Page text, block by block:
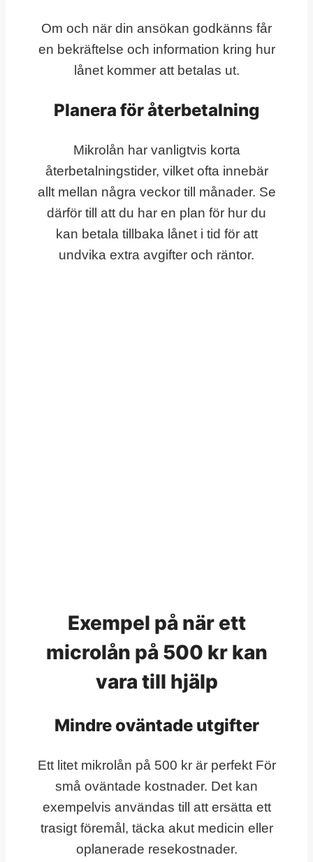
Om och när din ansökan godkänns får
en bekräftelse och information kring hur
lånet kommer att betalas ut.
Planera för återbetalning
Mikrolån har vanligtvis korta
återbetalningstider, vilket ofta innebär
allt mellan några veckor till månader. Se
därför till att du har en plan för hur du
kan betala tillbaka lånet i tid för att
undvika extra avgifter och räntor.
Exempel på när ett
microlån på 500 kr kan
vara till hjälp
Mindre oväntade utgifter
Ett litet mikrolån på 500 kr är perfekt För
små oväntade kostnader. Det kan
exempelvis användas till att ersätta ett
trasigt föremål, täcka akut medicin eller
oplanerade resekostnader.